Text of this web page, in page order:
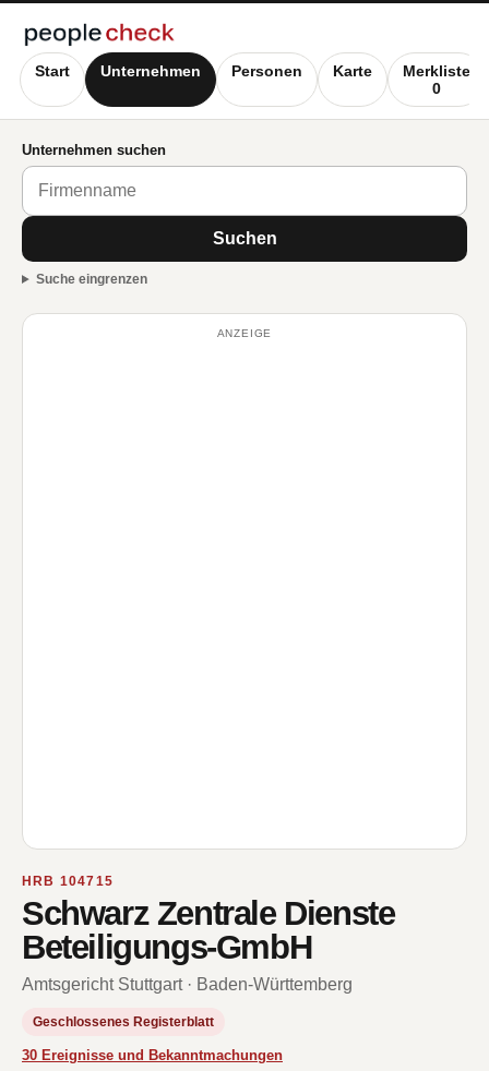
Start Unternehmen Personen Karte
Merkliste
0
Unternehmen suchen
Suchen
Suche eingrenzen
ANZEIGE
HRB 104715
Schwarz Zentrale Dienste
Beteiligungs-GmbH
Amtsgericht Stuttgart · Baden-Württemberg
Geschlossenes Registerblatt
30 Ereignisse und Bekanntmachungen